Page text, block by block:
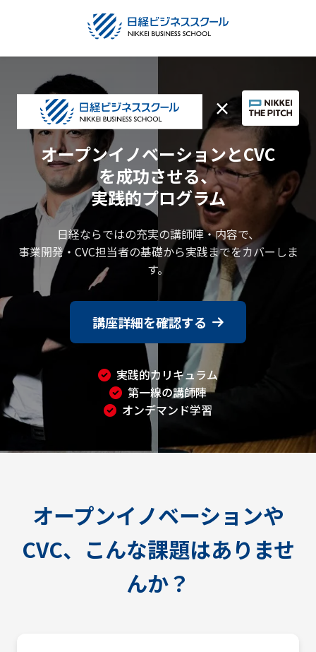
×
オープンイノベーションとCVC
を成功させる、
実践的プログラム
日経ならではの充実の講師陣・内容で、
事業開発・CVC担当者の基礎から実践までをカバーしま
す。
講座詳細を確認する
実践的カリキュラム
第一線の講師陣
オンデマンド学習
オープンイノベーションや
CVC、こんな課題はありませ
んか？